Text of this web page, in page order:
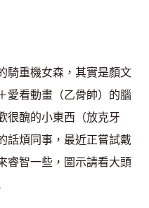
騎重機女森，其實是顏文
愛看動畫（乙骨帥）的腦
很醜的小東西（放克牙
話煩同事，最近正嘗試戴
睿智一些，圖示請看大頭